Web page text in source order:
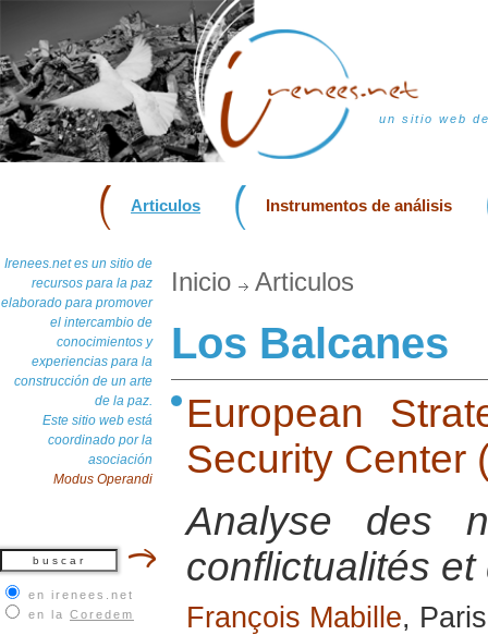
un sitio web
Articulos Instrumentos de análisis
Irenees.net es un sitio de
recursos para la paz
elaborado para promover
el intercambio de
conocimientos y
experiencias para la
construcción de un arte
de la paz.
Este sitio web está
coordinado por la
asociación
Modus Operandi
en irenees.net
en la Coredem
Inicio Articulos
Los Balcanes
European
Security Center
Analyse des
conflictualités
François Mabille,